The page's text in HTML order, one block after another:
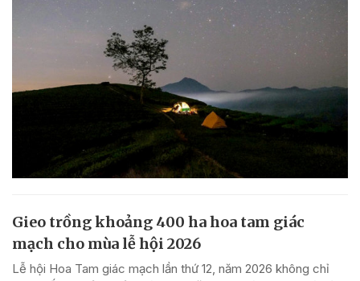
Gieo trồng khoảng 400 ha hoa tam giác
mạch cho mùa lễ hội 2026
Lễ hội Hoa Tam giác mạch lần thứ 12, năm 2026 không chỉ